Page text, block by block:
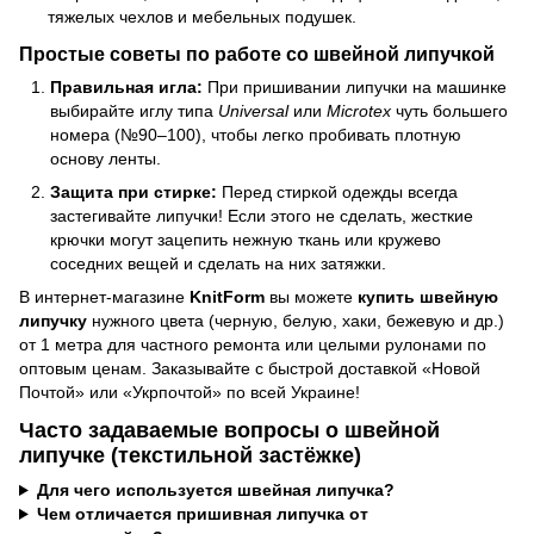
тяжелых чехлов и мебельных подушек.
Простые советы по работе со швейной липучкой
Правильная игла: При пришивании липучки на машинке
выбирайте иглу типа Universalили Microtex чуть большего
номера (№90–100), чтобы легко пробивать плотную
основу ленты.
Защита при стирке: Перед стиркой одежды всегда
застегивайте липучки! Если этого не сделать, жесткие
крючки могут зацепить нежную ткань или кружево
соседних вещей и сделать на них затяжки.
В интернет-магазине KnitForm вы можете купить швейную
липучку нужного цвета (черную, белую, хаки, бежевую и др.)
от 1 метра для частного ремонта или целыми рулонами по
оптовым ценам. Заказывайте с быстрой доставкой «Новой
Почтой» или «Укрпочтой» по всей Украине!
Часто задаваемые вопросы о швейной
липучке (текстильной застёжке)
Для чего используется швейная липучка?
Чем отличается пришивная липучка от